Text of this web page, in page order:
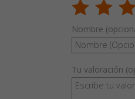
Nombre
Tu valoración